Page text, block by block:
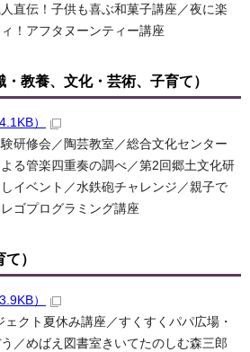
直伝！子供も喜ぶ和菓子講座／夜に楽
！アフタヌーンティー講座
教養、文化・芸術、子育て）
）
研修会／陶芸教室／総合文化センター
る管楽四重奏の調べ／第2回郷土文化研
イベント／水鉄砲チャレンジ／親子で
ゴプログラミング講座
）
）
クト夏休み講座／すくすくパパ広場・
／めばえ図書室きいてたのしむ森三郎